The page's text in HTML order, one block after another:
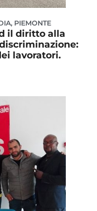
, PIEMONTE
il diritto alla
lavoratori.